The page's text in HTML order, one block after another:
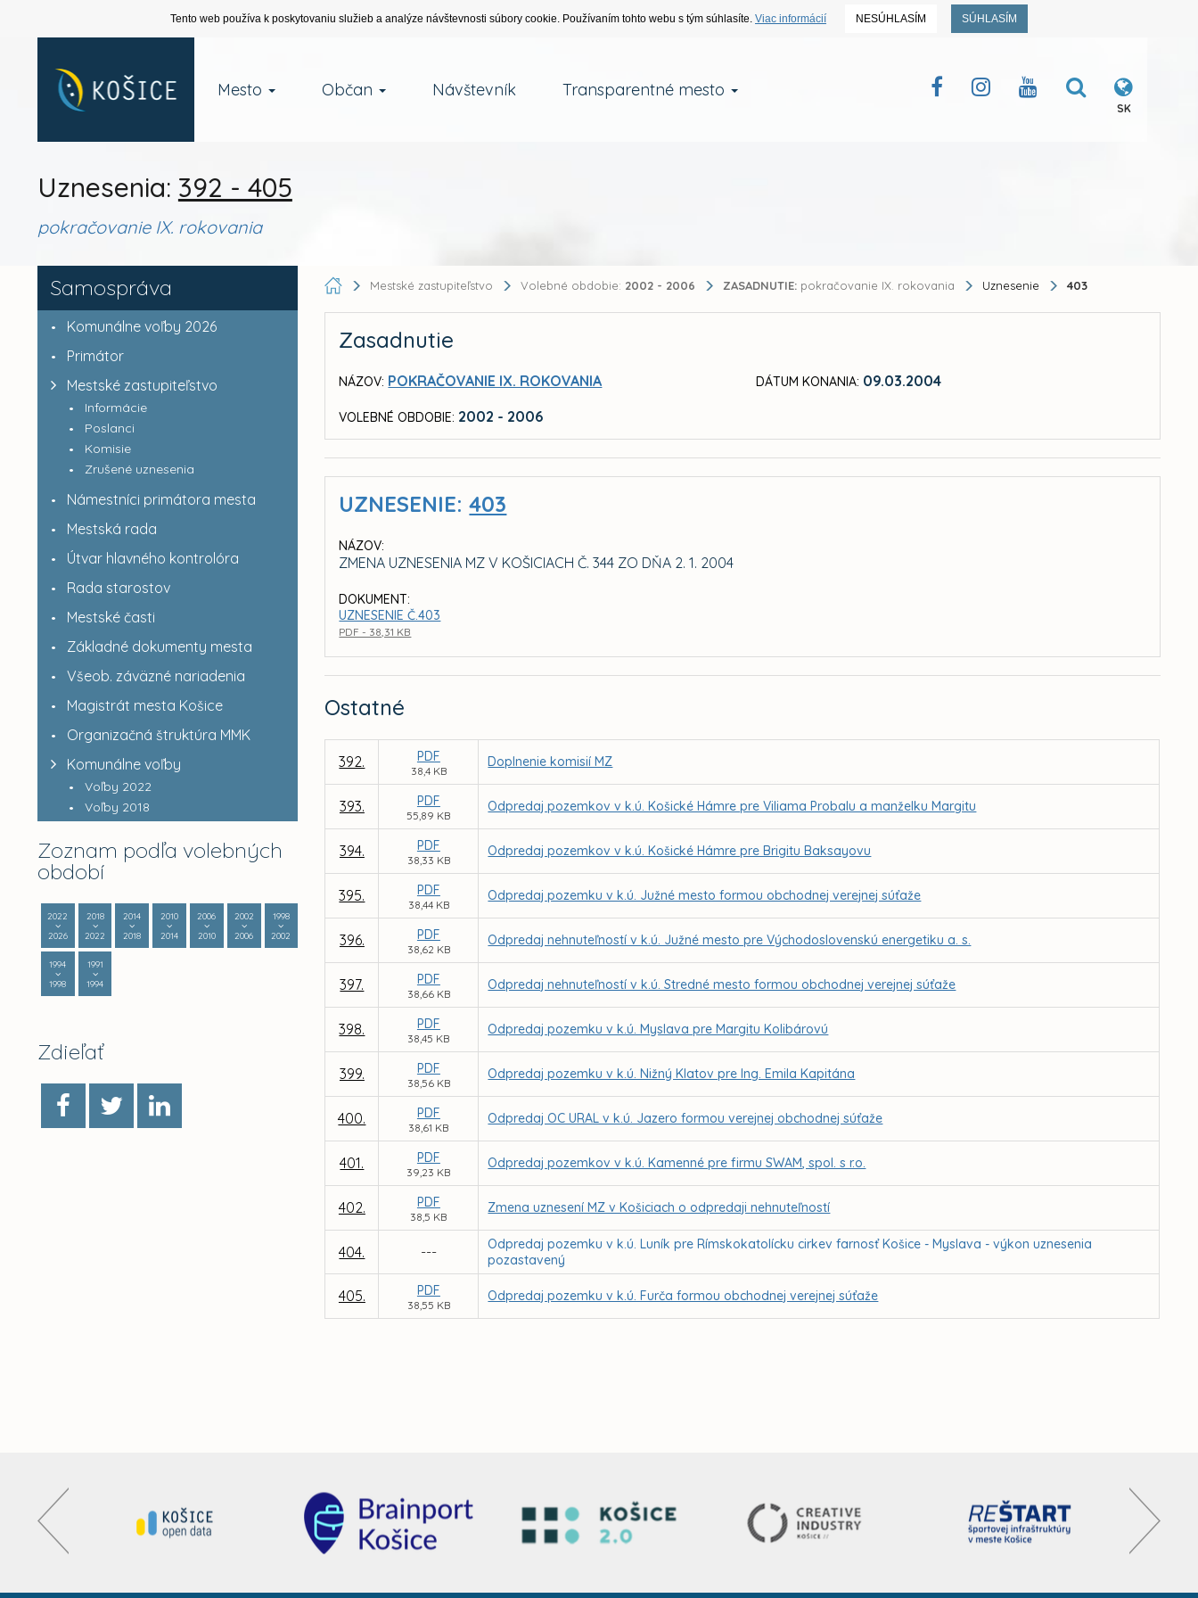
Tento web používa k poskytovaniu služieb a analýze návštevnosti súbory cookie. Používaním tohto webu s tým súhlasíte. Viac informácií NESÚHLASÍM SÚHLASÍM
Mesto Občan Návštevník Transparentné mesto
SK
Uznesenia: 392 - 405
pokračovanie IX. rokovania
Samospráva
Komunálne voľby 2026
Primátor
Mestské zastupiteľstvo
Informácie
Poslanci
Komisie
Zrušené uznesenia
Námestníci primátora mesta
Mestská rada
Útvar hlavného kontrolóra
Rada starostov
Mestské časti
Základné dokumenty mesta
Všeob. záväzné nariadenia
Magistrát mesta Košice
Organizačná štruktúra MMK
Komunálne voľby
Voľby 2022
Voľby 2018
Zoznam podľa volebných
období
2022
2026
2018
2022
2014
2018
2010
2014
2006
2010
2002
2006
1998
2002
1994
1998
1991
1994
Zdieľať
Mestské zastupiteľstvo Volebné obdobie: 2002 - 2006 ZASADNUTIE: pokračovanie IX. rokovania Uznesenie 403
Zasadnutie
NÁZOV: POKRAČOVANIE IX. ROKOVANIA
VOLEBNÉ OBDOBIE: 2002 - 2006
DÁTUM KONANIA: 09.03.2004
UZNESENIE:403
NÁZOV:
ZMENA UZNESENIA MZ V KOŠICIACH Č. 344 ZO DŇA 2. 1. 2004
DOKUMENT:
UZNESENIE Č.403
PDF - 38,31 KB
Ostatné
392. PDF
38,4 KB
Doplnenie komisií MZ
393. PDF
55,89 KB
Odpredaj pozemkov v k.ú. Košické Hámre pre Viliama Probalu a manželku Margitu
394. PDF
38,33 KB
Odpredaj pozemkov v k.ú. Košické Hámre pre Brigitu Baksayovu
395. PDF
38,44 KB
Odpredaj pozemku v k.ú. Južné mesto formou obchodnej verejnej súťaže
396. PDF
38,62 KB
Odpredaj nehnuteľností v k.ú. Južné mesto pre Východoslovenskú energetiku a. s.
397. PDF
38,66 KB
Odpredaj nehnuteľností v k.ú. Stredné mesto formou obchodnej verejnej súťaže
398. PDF
38,45 KB
Odpredaj pozemku v k.ú. Myslava pre Margitu Kolibárovú
399. PDF
38,56 KB
Odpredaj pozemku v k.ú. Nižný Klatov pre Ing. Emila Kapitána
400. PDF
38,61 KB
Odpredaj OC URAL v k.ú. Jazero formou verejnej obchodnej súťaže
401. PDF
39,23 KB
Odpredaj pozemkov v k.ú. Kamenné pre firmu SWAM, spol. s r.o.
402. PDF
38,5 KB
Zmena uznesení MZ v Košiciach o odpredaji nehnuteľností
404. ---
Odpredaj pozemku v k.ú. Luník pre Rímskokatolícku cirkev farnosť Košice - Myslava - výkon uznesenia
pozastavený
405. PDF
38,55 KB
Odpredaj pozemku v k.ú. Furča formou obchodnej verejnej súťaže